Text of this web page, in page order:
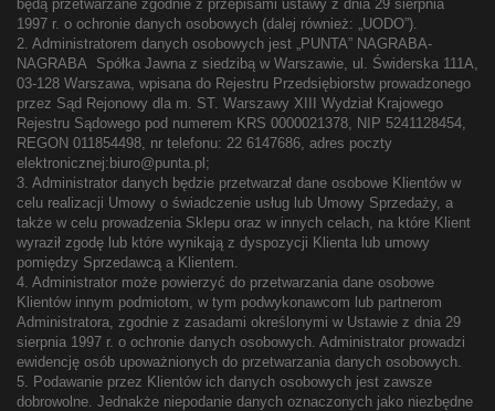
będą przetwarzane zgodnie z przepisami ustawy z dnia 29 sierpnia
1997 r. o ochronie danych osobowych (dalej również: „UODO”).
2. Administratorem danych osobowych jest „PUNTA” NAGRABA-
NAGRABA Spółka Jawna z siedzibą w Warszawie, ul. Świderska 111A,
03-128 Warszawa, wpisana do Rejestru Przedsiębiorstw prowadzonego
przez Sąd Rejonowy dla m. ST. Warszawy XIII Wydział Krajowego
Rejestru Sądowego pod numerem KRS 0000021378, NIP 5241128454,
REGON 011854498, nr telefonu: 22 6147686, adres poczty
elektronicznej:biuro@punta.pl;
3. Administrator danych będzie przetwarzał dane osobowe Klientów w
celu realizacji Umowy o świadczenie usług lub Umowy Sprzedaży, a
także w celu prowadzenia Sklepu oraz w innych celach, na które Klient
wyraził zgodę lub które wynikają z dyspozycji Klienta lub umowy
pomiędzy Sprzedawcą a Klientem.
4. Administrator może powierzyć do przetwarzania dane osobowe
Klientów innym podmiotom, w tym podwykonawcom lub partnerom
Administratora, zgodnie z zasadami określonymi w Ustawie z dnia 29
sierpnia 1997 r. o ochronie danych osobowych. Administrator prowadzi
ewidencję osób upoważnionych do przetwarzania danych osobowych.
5. Podawanie przez Klientów ich danych osobowych jest zawsze
dobrowolne. Jednakże niepodanie danych oznaczonych jako niezbędne